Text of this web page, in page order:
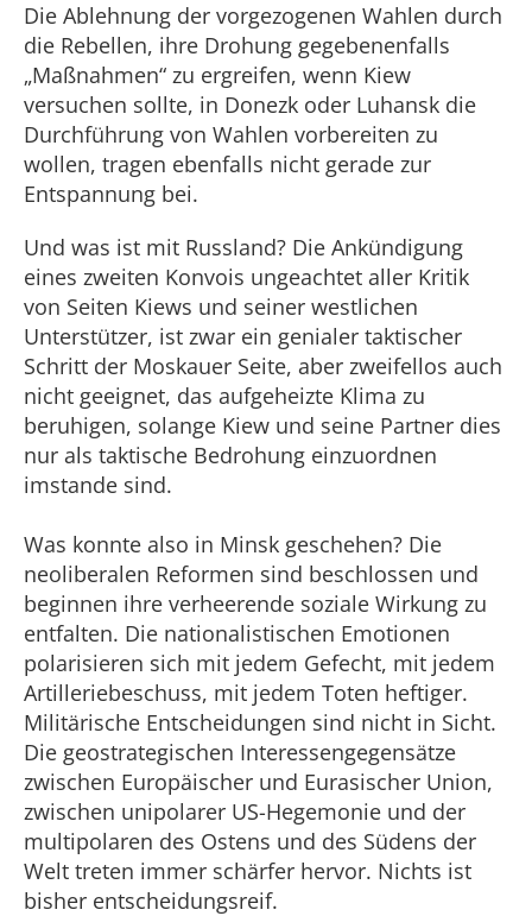
Die Ablehnung der vorgezogenen Wahlen durch
die Rebellen, ihre Drohung gegebenenfalls
„Maßnahmen“ zu ergreifen, wenn Kiew
versuchen sollte, in Donezk oder Luhansk die
Durchführung von Wahlen vorbereiten zu
wollen, tragen ebenfalls nicht gerade zur
Entspannung bei.
Und was ist mit Russland? Die Ankündigung
eines zweiten Konvois ungeachtet aller Kritik
von Seiten Kiews und seiner westlichen
Unterstützer, ist zwar ein genialer taktischer
Schritt der Moskauer Seite, aber zweifellos auch
nicht geeignet, das aufgeheizte Klima zu
beruhigen, solange Kiew und seine Partner dies
nur als taktische Bedrohung einzuordnen
imstande sind.
Was konnte also in Minsk geschehen? Die
neoliberalen Reformen sind beschlossen und
beginnen ihre verheerende soziale Wirkung zu
entfalten. Die nationalistischen Emotionen
polarisieren sich mit jedem Gefecht, mit jedem
Artilleriebeschuss, mit jedem Toten heftiger.
Militärische Entscheidungen sind nicht in Sicht.
Die geostrategischen Interessengegensätze
zwischen Europäischer und Eurasischer Union,
zwischen unipolarer US-Hegemonie und der
multipolaren des Ostens und des Südens der
Welt treten immer schärfer hervor. Nichts ist
bisher entscheidungsreif.